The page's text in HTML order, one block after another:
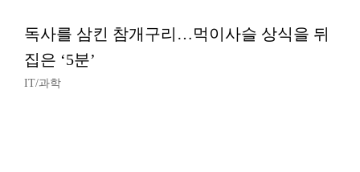
독사를 삼킨 참개구리…먹이사슬 상식을 뒤
집은 ‘5분’
IT/과학